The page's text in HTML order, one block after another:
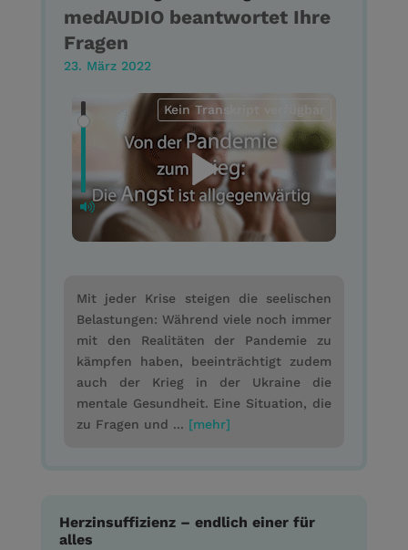
medAUDIO beantwortet Ihre
Fragen
23. März 2022
Kein Transkript verfügbar
Mit jeder Krise steigen die seelischen
Belastungen: Während viele noch immer
mit den Realitäten der Pandemie zu
kämpfen haben, beeinträchtigt zudem
auch der Krieg in der Ukraine die
mentale Gesundheit. Eine Situation, die
zu Fragen und ... [mehr]
Herzinsuffizienz – endlich einer für
alles